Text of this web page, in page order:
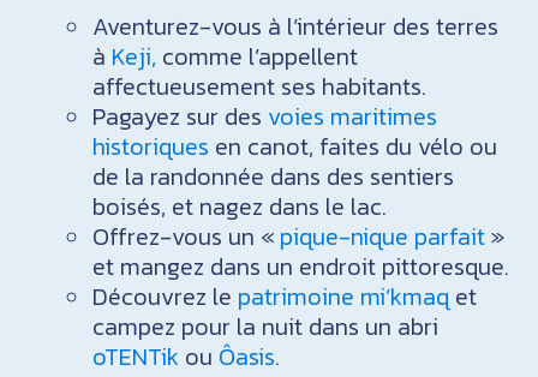
Aventurez-vous à l’intérieur des terres
à Keji, comme l’appellent
affectueusement ses habitants.
Pagayez sur des voies maritimes
historiques en canot, faites du vélo ou
de la randonnée dans des sentiers
boisés, et nagez dans le lac.
Offrez-vous un « pique-nique parfait»
et mangez dans un endroit pittoresque.
Découvrez le patrimoine mi’kmaq et
campez pour la nuit dans un abri
oTENTik ou Ôasis.